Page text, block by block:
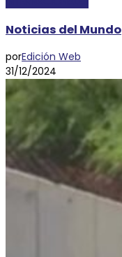
Noticias del Mundo
porEdición Web
31/12/2024